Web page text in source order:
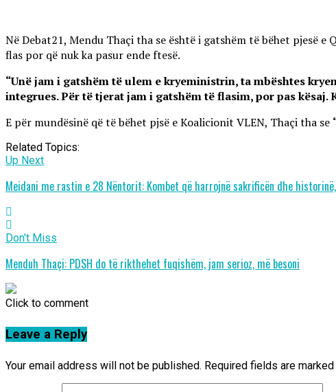
Në Debat21, Mendu Thaçi tha se është i gatshëm të bëhet pjesë
flas por që nuk ka pasur ende ftesë.
“Unë jam i gatshëm të ulem e kryeministrin, ta mbështes
integrues. Për të tjerat jam i gatshëm të flasim, por pas
E për mundësinë që të bëhet pjsë e Koalicionit VLEN, Thaçi tha se
Related Topics:
Up Next
Meidani me rastin e 28 Nëntorit: Kombet që harrojnë sakrificën dhe
Don't Miss
Menduh Thaçi: PDSH do të rikthehet fuqishëm, jam serioz, më besoni
Click to comment
Leave a Reply
Your email address will not be published. Required fields are marked